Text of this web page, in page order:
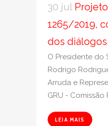
30 jul
1265/2019,
dos
O Presidente do
Rodrigo
Arruda e
GRU - Comissão
LEIA MAIS